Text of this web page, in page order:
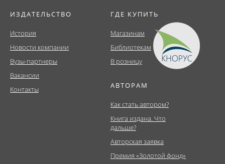
ИЗДАТЕЛЬСТВО
История
Новости компании
Вузы-партнеры
Вакансии
Контакты
ГДЕ КУПИТЬ
Магазинам
Библиотекам
В розницу
АВТОРАМ
Как стать автором?
Книга издана. Что
дальше?
Авторская заявка
Премия «Золотой фонд»